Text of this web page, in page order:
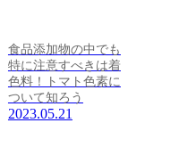
食品添加物の中でも
特に注意すべきは着
色料！トマト色素に
ついて知ろう
2023.05.21